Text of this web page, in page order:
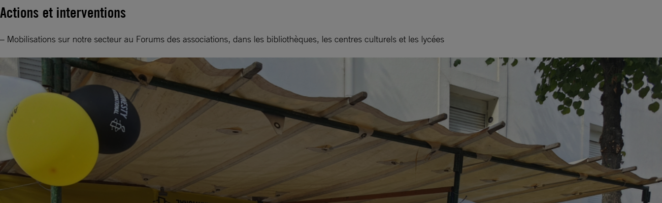
Actions et interventions
– Mobilisations sur notre secteur au Forums des associations, dans les bibliothèques, les centres culturels et les lycées